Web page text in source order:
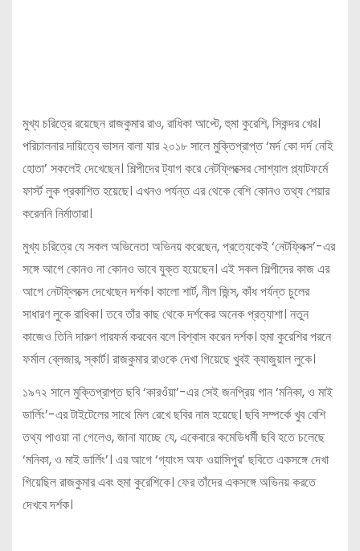
মুখ্য চরিত্রে রয়েছেন রাজকুমার রাও, রাধিকা আপ্টে, হুমা কুরেশি, সিকন্দর খের।
পরিচালনার দায়িত্বে ভাসন বালা যার ২০১৮ সালে মুক্তিপ্রাপ্ত ‘মর্দ কো দর্দ নেহি
হোতা’ সকলেই দেখেছেন। শিল্পীদের ট্যাগ করে নেটফ্লিক্সের সোশ্যাল প্ল্যাটফর্মে
ফার্স্ট লুক প্রকাশিত হয়েছে। এখনও পর্যন্ত এর থেকে বেশি কোনও তথ্য শেয়ার
করেননি নির্মাতারা।
মুখ্য চরিত্রে যে সকল অভিনেতা অভিনয় করেছেন, প্রত্যেকেই ‘নেটফ্লিক্স’-এর
সঙ্গে আগে কোনও না কোনও ভাবে যুক্ত হয়েছেন। এই সকল শিল্পীদের কাজ এর
আগে নেটফ্লিক্সে দেখেছেন দর্শক। কালো শার্ট, নীল জিন্স, কাঁধ পর্যন্ত চুলের
সাধারণ লুকে রাধিকা। তবে তাঁর কাছ থেকে দর্শকের অনেক প্রত্যাশা। নতুন
কাজেও তিনি দারুণ পারফর্ম করবেন বলে বিশ্বাস করেন দর্শক। হুমা কুরেশির পরনে
ফর্মাল ব্লেজার, স্কার্ট। রাজকুমার রাওকে দেখা গিয়েছে খুবই ক্যাজুয়াল লুকে।
১৯৭২ সালে মুক্তিপ্রাপ্ত ছবি ‘কারওঁয়া’-এর সেই জনপ্রিয় গান ‘মনিকা, ও মাই
ডার্লিং’-এর টাইটেলের সাথে মিল রেখে ছবির নাম হয়েছে। ছবি সম্পর্কে খুব বেশি
তথ্য পাওয়া না গেলেও, জানা যাচ্ছে যে, একেবারে কমেডিধর্মী ছবি হতে চলেছে
‘মনিকা, ও মাই ডার্লিং’। এর আগে ‘গ্যাংস অফ ওয়াসিপুর’ ছবিতে একসঙ্গে দেখা
গিয়েছিল রাজকুমার এবং হুমা কুরেশিকে। ফের তাঁদের একসঙ্গে অভিনয় করতে
দেখবে দর্শক।